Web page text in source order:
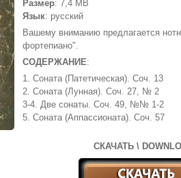
Размер: 7,4 МВ
Язык: русский
Вашему вниманию предлагается
фортепиано".
СОДЕРЖАНИЕ:
1. Соната (Патетическая). Соч. 13
2. Соната (Лунная). Соч. 27, № 2
3-4. Две сонаты. Соч. 49, №№ 1-2
5. Соната (Аппассионата). Соч. 57
СКАЧАТЬ \